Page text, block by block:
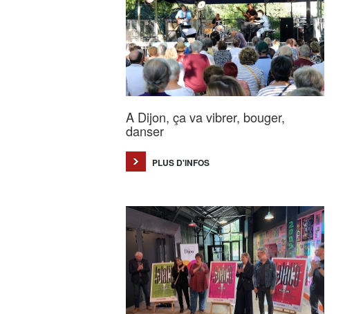
A Dijon, ça va vibrer, bouger,
danser
PLUS D'INFOS